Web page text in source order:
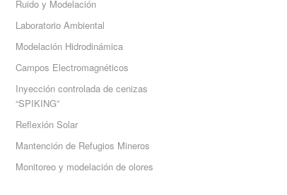
Ruido y Modelación
Laboratorio Ambiental
Modelación Hidrodinámica
Campos Electromagnéticos
Inyección controlada de cenizas
“SPIKING”
Reflexión Solar
Mantención de Refugios Mineros
Monitoreo y modelación de olores